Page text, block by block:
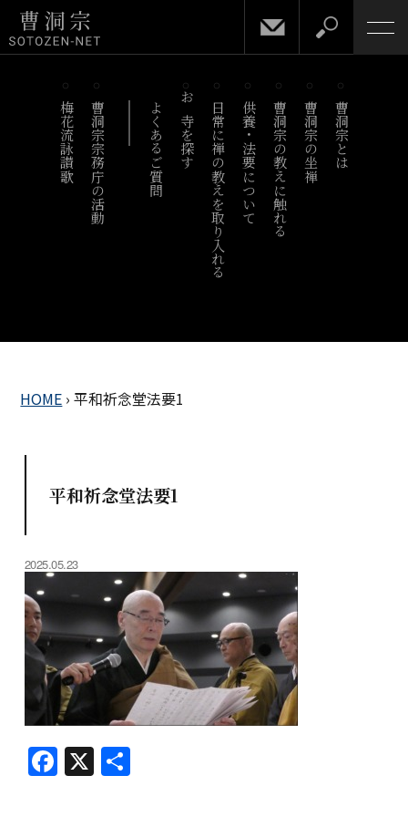
梅花流詠讃歌 曹洞宗宗務庁の活動 よくあるご質問 お寺を探す 日常に禅の教えを取り入れる供養・法要について曹洞宗の教えに触れる 曹洞宗の坐禅 曹洞宗とは
HOME › 平和祈念堂法要1
平和祈念堂法要1
2025.05.23
F
a
X 共